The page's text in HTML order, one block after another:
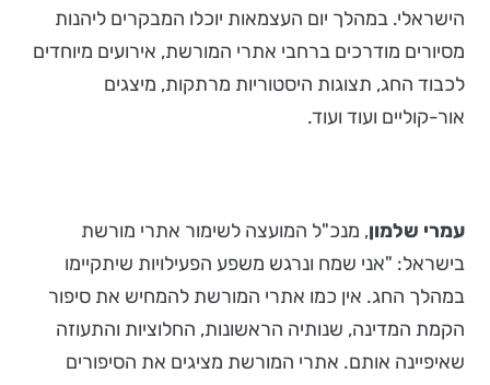
הישראלי. במהלך יום העצמאות יוכלו המבקרים ליהנות
מסיורים מודרכים ברחבי אתרי המורשת, אירועים מיוחדים
לכבוד החג, תצוגות היסטוריות מרתקות, מיצגים
אור-קוליים ועוד ועוד.
עמרי שלמון, מנכ"ל המועצה לשימור אתרי מורשת
בישראל: "אני שמח ונרגש משפע הפעילויות שיתקיימו
במהלך החג. אין כמו אתרי המורשת להמחיש את סיפור
הקמת המדינה, שנותיה הראשונות, החלוציות והתעוזה
שאיפיינה אותם. אתרי המורשת מציגים את הסיפורים